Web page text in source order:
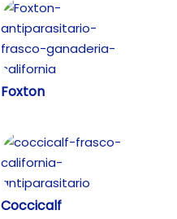
Foxton
Coccicalf